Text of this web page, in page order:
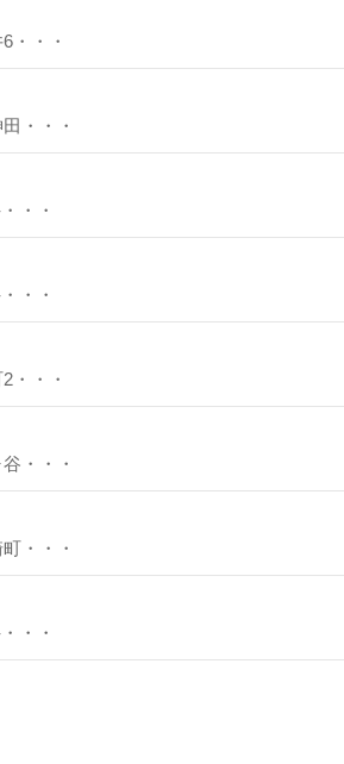
・・・
・・・
・・
・・
・・・
・・・
・・・
・・